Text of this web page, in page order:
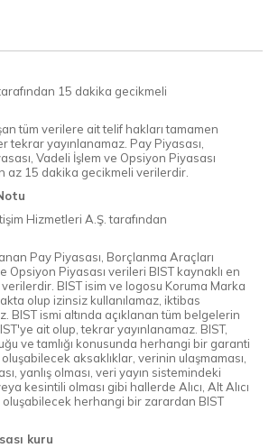
15 dakika gecikmeli
tüm verilere ait telif hakları tamamen
tekrar yayınlanamaz. Pay Piyasası,
Vadeli İşlem ve Opsiyon Piyasası
az 15 dakika gecikmeli verilerdir.
Hizmetleri A.Ş. tarafından
Pay Piyasası, Borçlanma Araçları
Opsiyon Piyasası verileri BIST kaynaklı en
BIST isim ve logosu Koruma Marka
olup izinsiz kullanılamaz, iktibas
BIST ismi altında açıklanan tüm belgelerin
ait olup, tekrar yayınlanamaz. BIST,
ve tamlığı konusunda herhangi bir garanti
aksaklıklar, verinin ulaşmaması,
yanlış olması, veri yayın sistemindeki
kesintili olması gibi hallerde Alıcı, Alt Alıcı
oluşabilecek herhangi bir zarardan BIST
kuru